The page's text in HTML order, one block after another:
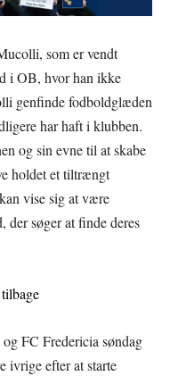
som er vendt
i OB, hvor han ikke
genfinde fodboldglæden
har haft i klubben.
og sin evne til at skabe
holdet et tiltrængt
vise sig at være
der søger at finde deres
FC Fredericia søndag
ivrige efter at starte